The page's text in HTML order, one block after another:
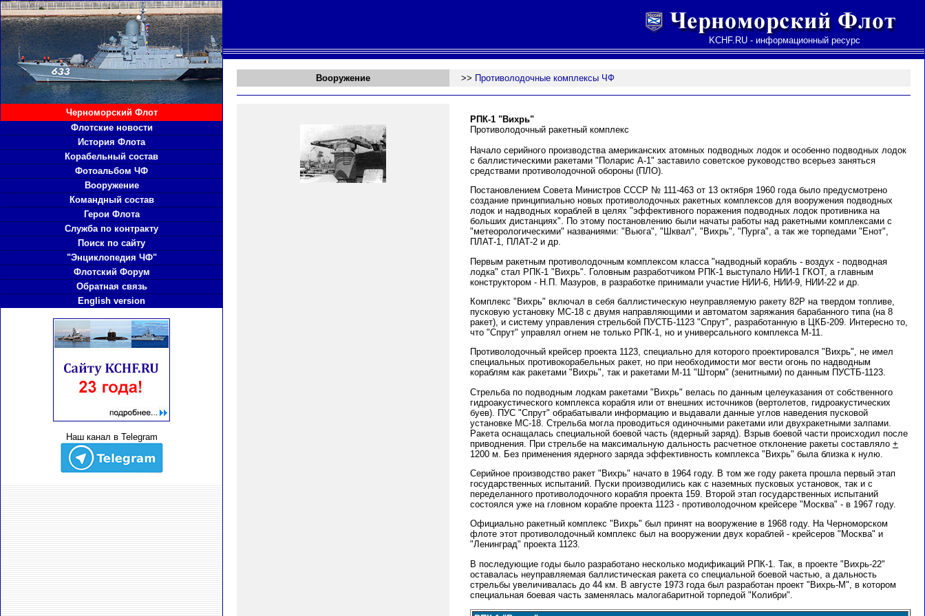
Черноморский Флот
Флотские новости
История Флота
Корабельный состав
Фотоальбом ЧФ
Вооружение
Командный состав
Герои Флота
Служба по контракту
Поиск по сайту
"Энциклопедия ЧФ"
Флотский Форум
Обратная связь
English version
Наш канал в Telegram
KCHF.RU - информационный ресурс
Вооружение >> Противолодочные комплексы ЧФ
РПК-1 "Вихрь"
Противолодочный ракетный комплекс
Начало серийного производства американских атомных подводных лодок и особенно подводных лодок
с баллистическими ракетами "Поларис А-1" заставило советское руководство всерьез заняться
средствами противолодочной обороны (ПЛО).
Постановлением Совета Министров СССР № 111-463 от 13 октября 1960 года было предусмотрено
создание принципиально новых противолодочных ракетных комплексов для вооружения подводных
лодок и надводных кораблей в целях "эффективного поражения подводных лодок противника на
больших дистанциях". По этому постановлению были начаты работы над ракетными комплексами с
"метеорологическими" названиями: "Вьюга", "Шквал", "Вихрь", "Пурга", а так же торпедами "Енот",
ПЛАТ-1, ПЛАТ-2 и др.
Первым ракетным противолодочным комплексом класса "надводный корабль - воздух - подводная
лодка" стал РПК-1 "Вихрь". Головным разработчиком РПК-1 выступало НИИ-1 ГКОТ, а главным
конструктором - Н.П. Мазуров, в разработке принимали участие НИИ-6, НИИ-9, НИИ-22 и др.
Комплекс "Вихрь" включал в себя баллистическую неуправляемую ракету 82Р на твердом топливе,
пусковую установку МС-18 с двумя направляющими и автоматом заряжания барабанного типа (на 8
ракет), и систему управления стрельбой ПУСТБ-1123 "Спрут", разработанную в ЦКБ-209. Интересно то,
что "Спрут" управлял огнем не только РПК-1, но и универсального комплекса М-11.
Противолодочный крейсер проекта 1123, специально для которого проектировался "Вихрь", не имел
специальных противокорабельных ракет, но при необходимости мог вести огонь по надводным
кораблям как ракетами "Вихрь", так и ракетами М-11 "Шторм" (зенитными) по данным ПУСТБ-1123.
Стрельба по подводным лодкам ракетами "Вихрь" велась по данным целеуказания от собственного
гидроакустического комплекса корабля или от внешних источников (вертолетов, гидроакустических
буев). ПУС "Спрут" обрабатывали информацию и выдавали данные углов наведения пусковой
установке МС-18. Стрельба могла проводиться одиночными ракетами или двухракетными залпами.
Ракета оснащалась специальной боевой часть (ядерный заряд). Взрыв боевой части происходил после
приводнения. При стрельбе на максимальную дальность расчетное отклонение ракеты составляло +
1200 м. Без применения ядерного заряда эффективность комплекса "Вихрь" была близка к нулю.
Серийное производство ракет "Вихрь" начато в 1964 году. В том же году ракета прошла первый этап
государственных испытаний. Пуски производились как с наземных пусковых установок, так и с
переделанного противолодочного корабля проекта 159. Второй этап государственных испытаний
состоялся уже на гловном корабле проекта 1123 - противолодочном крейсере "Москва" - в 1967 году.
Официально ракетный комплекс "Вихрь" был принят на вооружение в 1968 году. На Черноморском
флоте этот противолодочный комплекс был на вооружении двух кораблей - крейсеров "Москва" и
"Ленинград" проекта 1123.
В последующие годы было разработано несколько модификаций РПК-1. Так, в проекте "Вихрь-22"
оставалась неуправляемая баллистическая ракета со специальной боевой частью, а дальность
стрельбы увеличивалась до 44 км. В августе 1973 года был разработан проект "Вихрь-М", в котором
специальная боевая часть заменялась малогабаритной торпедой "Колибри".